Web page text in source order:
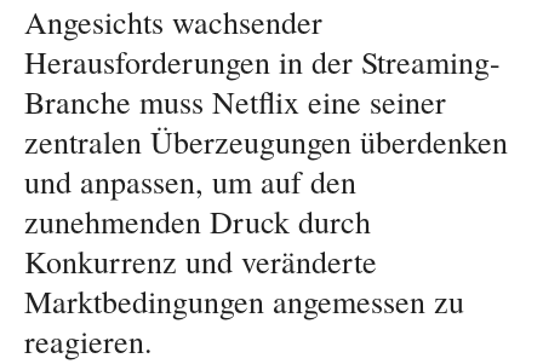
Angesichts wachsender
Herausforderungen in der Streaming-
Branche muss Netflix eine seiner
zentralen Überzeugungen überdenken
und anpassen, um auf den
zunehmenden Druck durch
Konkurrenz und veränderte
Marktbedingungen angemessen zu
reagieren.